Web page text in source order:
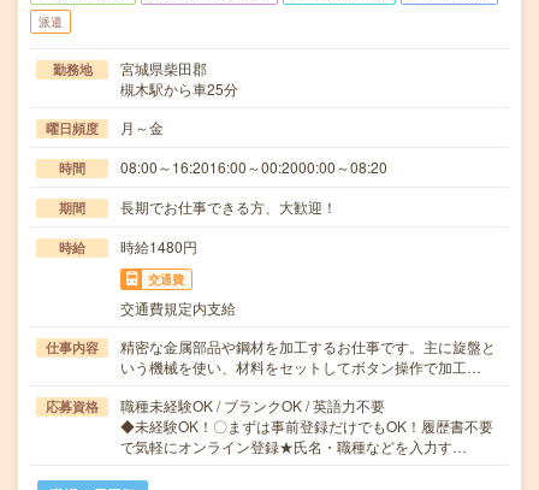
派遣
勤務地
宮城県柴田郡
槻木駅から車25分
曜日頻度 月～金
時間 08:00～16:2016:00～00:2000:00～08:20
期間 長期でお仕事できる方、大歓迎！
時給 時給1480円
交通費
交通費規定内支給
仕事内容
精密な金属部品や鋼材を加工するお仕事です。主に旋盤と
いう機械を使い、材料をセットしてボタン操作で加工…
応募資格
職種未経験OK / ブランクOK / 英語力不要
◆未経験OK！〇まずは事前登録だけでもOK！履歴書不要
で気軽にオンライン登録★氏名・職種などを入力す…